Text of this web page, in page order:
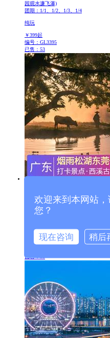
园观水濂飞瀑)
团期：1/1、1/2、1/3、1/4
纯玩
￥399起
编号：GL3395
已售：53
打卡景点
休闲一天
180
起
已售：53
欢迎来到本网站
您？
现在咨询 稍后